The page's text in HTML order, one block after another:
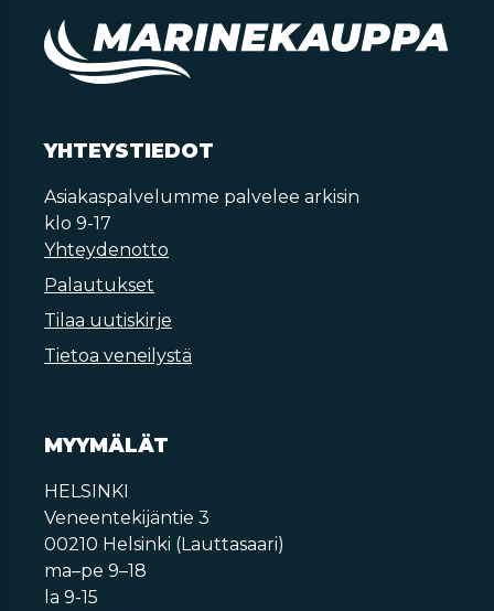
YHTEYSTIEDOT
Asiakaspalvelumme palvelee arkisin
klo 9-17
Yhteydenotto
Palautukset
Tilaa uutiskirje
Tietoa veneilystä
MYYMÄLÄT
HELSINKI
Veneentekijäntie 3
00210 Helsinki (Lauttasaari)
ma–pe 9–18
la 9-15